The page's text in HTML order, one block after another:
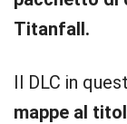
Titanfall.
Il DLC in
mappe al